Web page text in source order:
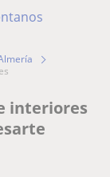
interiores